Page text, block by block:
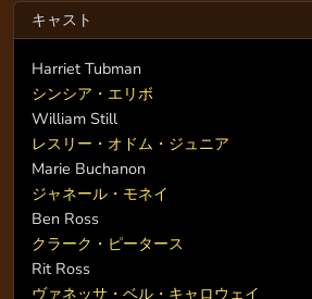
キャスト
Harriet Tubman
シンシア・エリボ
William Still
レスリー・オドム・ジュニア
Marie Buchanon
ジャネール・モネイ
Ben Ross
クラーク・ピータース
Rit Ross
ヴァネッサ・ベル・キャロウェイ